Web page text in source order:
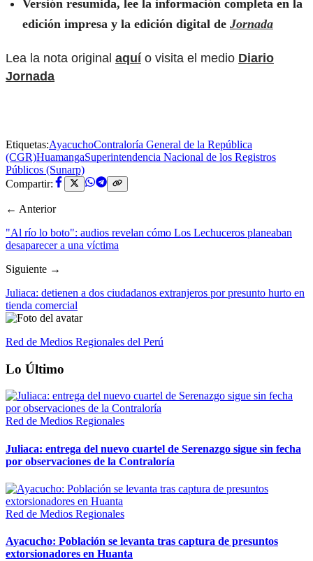
Versión resumida, lee la información completa en la
edición impresa y la edición digital de Jornada
Lea la nota original aquí o visita el medio Diario
Jornada
Etiquetas:AyacuchoContraloría General de la República
(CGR)HuamangaSuperintendencia Nacional de los Registros
Públicos (Sunarp)
Compartir:
← Anterior
"Al río lo boto": audios revelan cómo Los Lechuceros planeaban
desaparecer a una víctima
Siguiente →
Juliaca: detienen a dos ciudadanos extranjeros por presunto hurto en
tienda comercial
Red de Medios Regionales del Perú
Lo Último
Red de Medios Regionales
Juliaca: entrega del nuevo cuartel de Serenazgo sigue sin fecha
por observaciones de la Contraloría
Red de Medios Regionales
Ayacucho: Población se levanta tras captura de presuntos
extorsionadores en Huanta